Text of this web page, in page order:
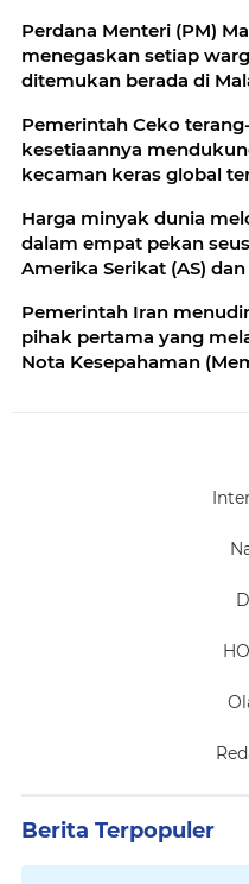
Perdana Menteri (PM)
menegaskan setiap
ditemukan berada di
Pemerintah Ceko
kesetiaannya
kecaman keras global
Harga minyak dunia
dalam empat pekan
Amerika Serikat (AS)
Pemerintah Iran
pihak pertama yang
Nota Kesepahaman
Berita Terpopuler